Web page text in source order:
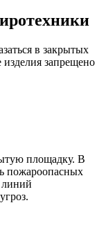
в закрытых
запрещено
площадку. В
пожароопасных
линий